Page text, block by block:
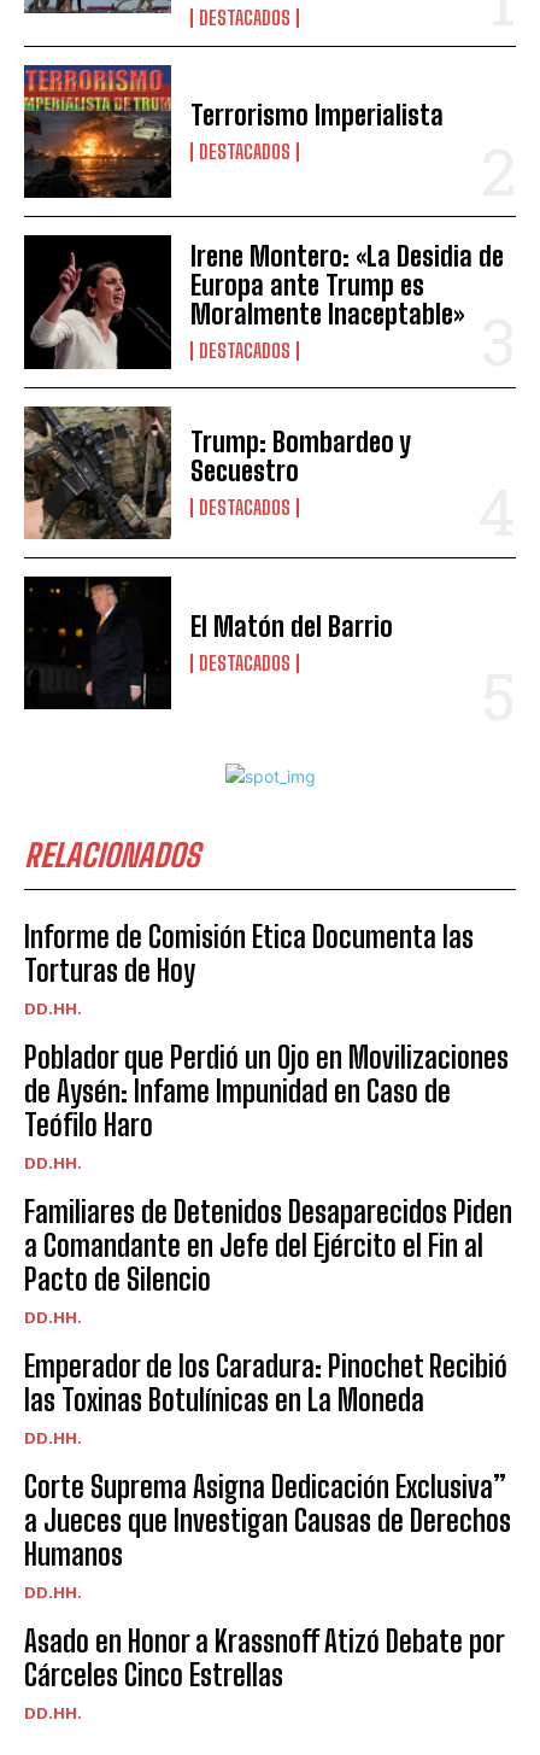
DESTACADOS
Terrorismo Imperialista
DESTACADOS
Irene Montero: «La Desidia de
Europa ante Trump es
Moralmente Inaceptable»
DESTACADOS
Trump: Bombardeo y
Secuestro
DESTACADOS
El Matón del Barrio
DESTACADOS
RELACIONADOS
Informe de Comisión Etica Documenta las
Torturas de Hoy
DD.HH.
Poblador que Perdió un Ojo en Movilizaciones
de Aysén: Infame Impunidad en Caso de
Teófilo Haro
DD.HH.
Familiares de Detenidos Desaparecidos Piden
a Comandante en Jefe del Ejército el Fin al
Pacto de Silencio
DD.HH.
Emperador de los Caradura: Pinochet Recibió
las Toxinas Botulínicas en La Moneda
DD.HH.
Corte Suprema Asigna Dedicación Exclusiva”
a Jueces que Investigan Causas de Derechos
Humanos
DD.HH.
Asado en Honor a Krassnoff Atizó Debate por
Cárceles Cinco Estrellas
DD.HH.